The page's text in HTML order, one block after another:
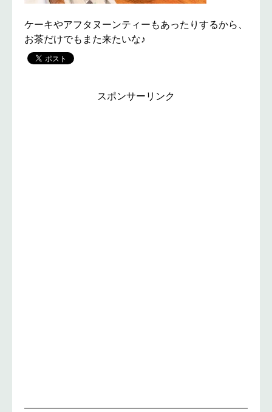
ケーキやアフタヌーンティーもあったりするから、
お茶だけでもまた来たいな♪
スポンサーリンク